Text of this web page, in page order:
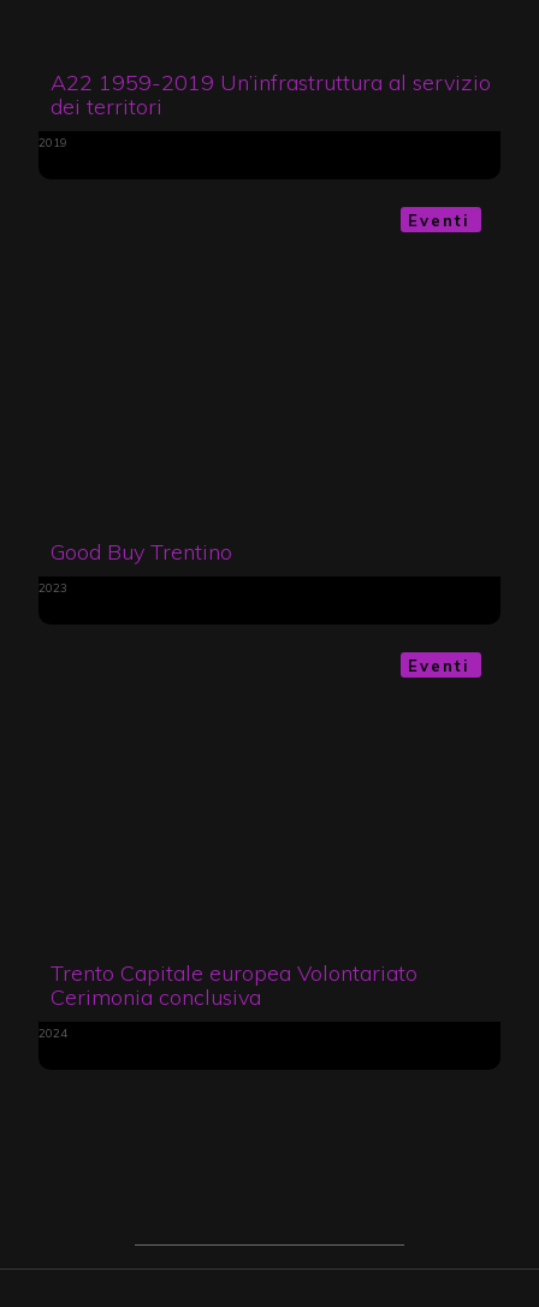
A22 1959-2019 Un’infrastruttura al servizio
dei territori
2019
Good Buy Trentino
Eventi
2023
Trento Capitale europea Volontariato
Cerimonia conclusiva
Eventi
2024